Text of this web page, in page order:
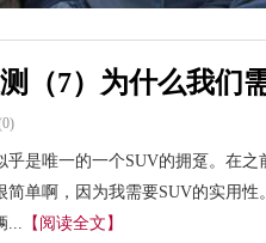
（7）为什么我们
乎是唯一的一个SUV的拥趸。在
简单啊，因为我需要SUV的实用
... 【阅读全文】